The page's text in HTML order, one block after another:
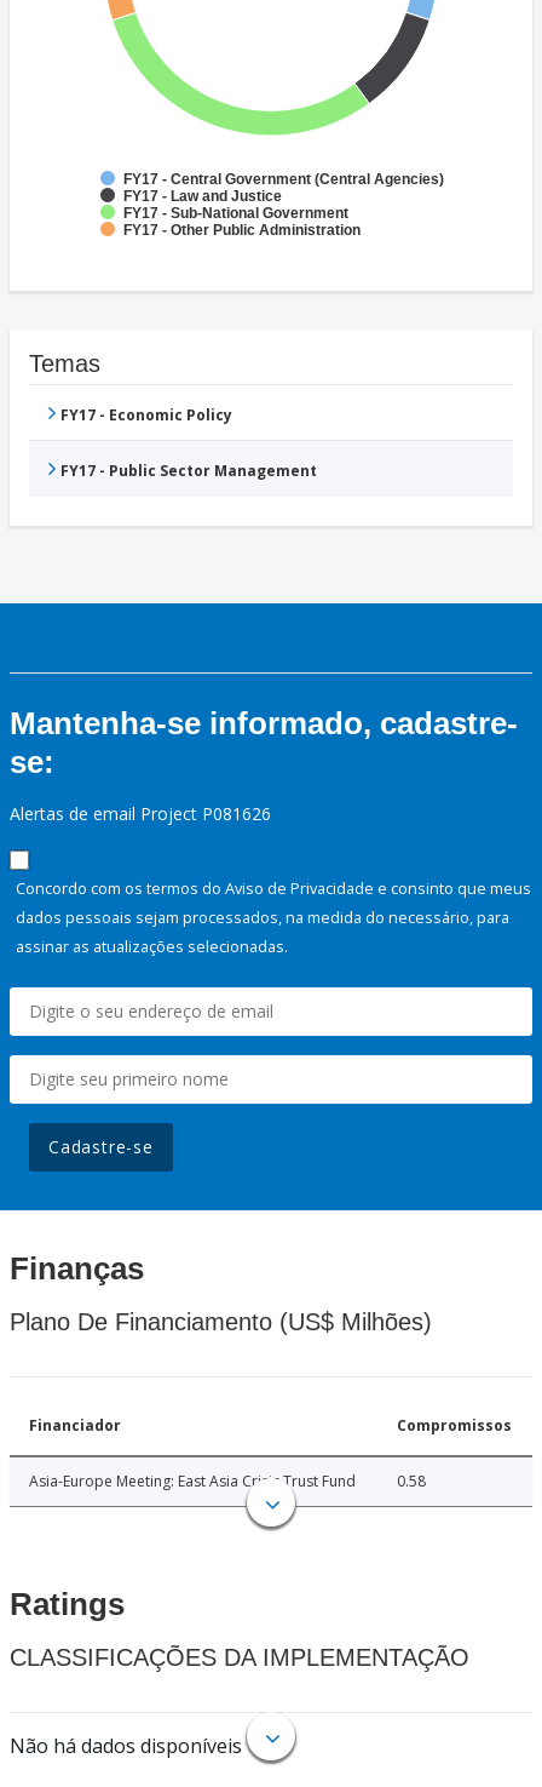
FY17 - Central Government (Central Agencies)
FY17 - Law and Justice
FY17 - Sub-National Government
FY17 - Other Public Administration
Temas
FY17 - Economic Policy
FY17 - Public Sector Management
Mantenha-se informado, cadastre-
se:
Alertas de email Project P081626
Concordo com os termos do Aviso de Privacidade e consinto que meus
dados pessoais sejam processados, na medida do necessário, para
assinar as atualizações selecionadas.
Cadastre-se
Finanças
Plano De Financiamento (US$ Milhões)
Financiador Compromissos
Asia-Europe Meeting: East Asia Crisis Trust Fund 0.58
Ratings
CLASSIFICAÇÕES DA IMPLEMENTAÇÃO
Não há dados disponíveis